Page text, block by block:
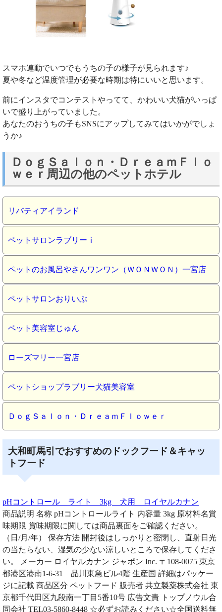
スマホ連動でいつでもうちの子の様子が見られます♪
夏や冬など温度管理が必要な時期は特にいいと思います。
前にインスタでコンテストやってて、かわいい犬猫がいっぱ
いで盛り上がっていました。
あなたのおうちの子もSNSにアップしてみてはいかがでしょ
うか♪
ＤｏｇＳａｌｏｎ・ＤｒｅａｍＦｌｏ
ｗｅｒ周辺の他のペットホテル
リバティアイランド
ペットサロンラブリーｉ
ペットのお風呂やさんワンワン（ＷＯＮＷＯＮ）一宮店
ペットサロンおりいぶ
ペット美容室じゅん
ローズマリー一宮店
ペットショップラブリー犬猫美容室
ＤｏｇＳａｌｏｎ・ＤｒｅａｍＦｌｏｗｅｒ
大和町馬引でおすすめのドックフード＆キャッ
トフード
pHコントロール ライト 3kg 犬用 ロイヤルカナン
商品説明 名称 pHコントロールライト 内容量 3kg 原材料名賞
味期限 賞味期限に関しては商品裏面をご確認ください。
（日/月/年） 保存方法 開封後はしっかりと密閉し、直射日光
の当たらない、湿気の少ない涼しいところで保存してくださ
い。 メーカー ロイヤルカナン ジャポン Inc. 〒108-0075 東京
都港区港南1-6-31 品川東急ビル4階 生産国 詳細はパッケー
ジに記載 商品区分 ペットフード 販売者 共立製薬株式会社 東
京都千代田区九段南一丁目5番10号 広告文責 トップノウル合
同会社 TEL03-5860-8448 ☆必ずお読みください☆全国送料無